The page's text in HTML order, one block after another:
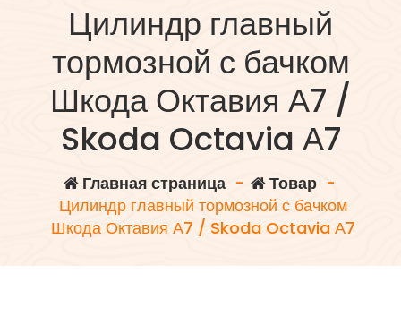
Цилиндр главный
тормозной с бачком
Шкода Октавия А7 /
Skoda Octavia А7
Главная страница- Товар-
Цилиндр главный тормозной с бачком
Шкода Октавия А7 / Skoda Octavia А7